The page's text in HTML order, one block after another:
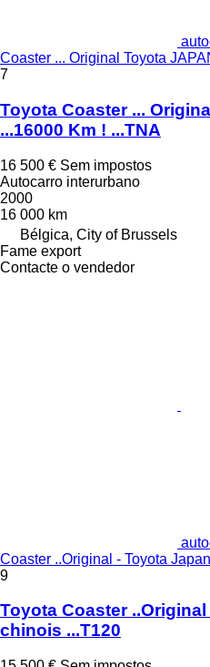
Coaster ... Original Toyota
7
Toyota Coaster ...
...16000 Km ! ...TNA
16 500 € Sem impostos
Autocarro interurbano
2000
16 000 km
Bélgica, City of Brussels
Fame export
Contacte o vendedor
Coaster ..Original - Toyota
9
Toyota Coaster
chinois ...T120